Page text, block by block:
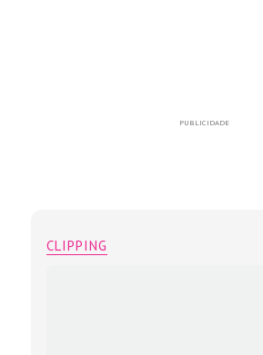
PUBLICIDADE
CLIPPING